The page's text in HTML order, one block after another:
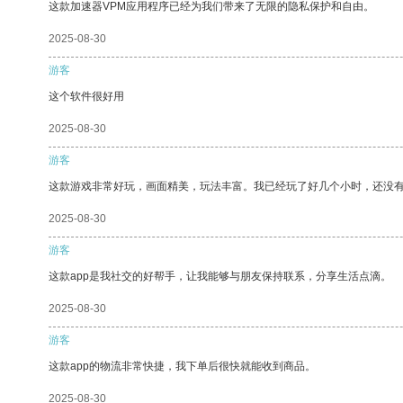
这款加速器VPM应用程序已经为我们带来了无限的隐私保护和自由。
2025-08-30
游客
这个软件很好用
2025-08-30
游客
这款游戏非常好玩，画面精美，玩法丰富。我已经玩了好几个小时，还没
2025-08-30
游客
这款app是我社交的好帮手，让我能够与朋友保持联系，分享生活点滴。
2025-08-30
游客
这款app的物流非常快捷，我下单后很快就能收到商品。
2025-08-30